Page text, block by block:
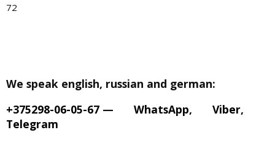
72
We speak english, russian and german:
+375298-06-05-67 — WhatsApp, Viber,
Telegram